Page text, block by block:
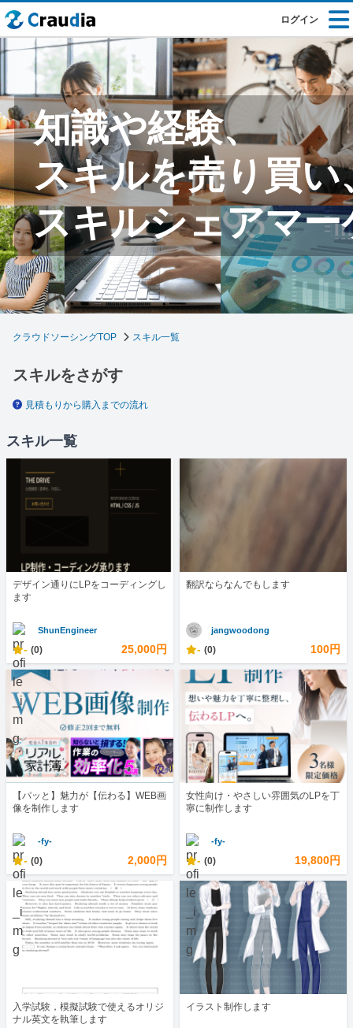
ログイン
知識や経験、
スキルを売り買い
スキルシェアマー
クラウドソーシングTOP スキル一覧
スキルをさがす
見積もりから購入までの流れ
スキル一覧
デザイン通りにLPをコーディングし
ます
ShunEngineer
- (0) 25,000円
翻訳ならなんでもします
jangwoodong
- (0) 100円
【パッと】魅力が【伝わる】WEB画
像を制作します
-fy-
- (0) 2,000円
女性向け・やさしい雰囲気のLPを丁
寧に制作します
-fy-
- (0) 19,800円
入学試験，模擬試験で使えるオリジ
ナル英文を執筆します
イラスト制作します